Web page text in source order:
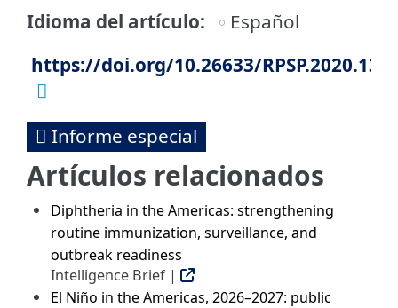
Idioma del artículo
Español
https://doi.org/10.26633/RPSP.2020.138
Informe especial
Artículos relacionados
Diphtheria in the Americas: strengthening
routine immunization, surveillance, and
outbreak readiness
Intelligence Brief |
El Niño in the Americas, 2026–2027: public